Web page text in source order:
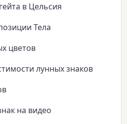
в Цельсия
Тела
цветов
лунных знаков
на видео